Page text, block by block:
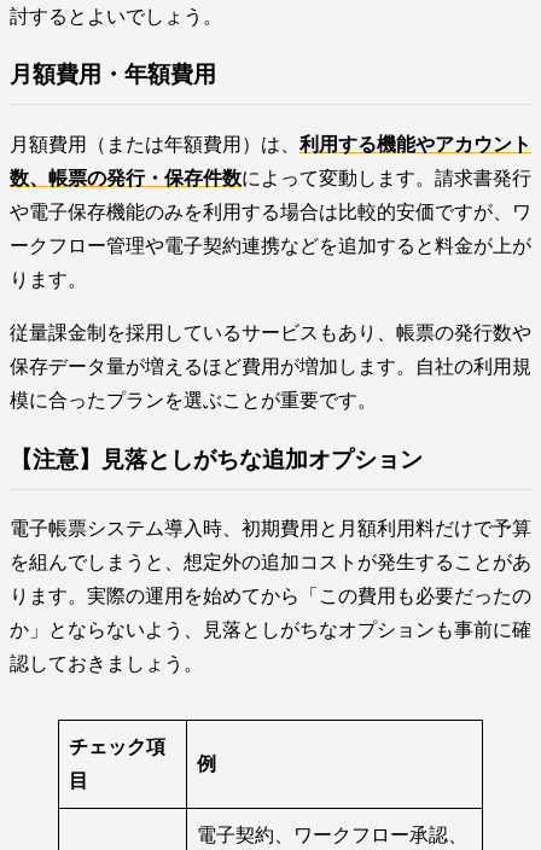
討するとよいでしょう。
月額費用・年額費用
月額費用（または年額費用）は、 利用する機能やアカウント
数、帳票の発行・保存件数によって変動します。請求書発行
や電子保存機能のみを利用する場合は比較的安価ですが、ワ
ークフロー管理や電子契約連携などを追加すると料金が上が
ります。
従量課金制を採用しているサービスもあり、帳票の発行数や
保存データ量が増えるほど費用が増加します。自社の利用規
模に合ったプランを選ぶことが重要です。
【注意】見落としがちな追加オプション
電子帳票システム導入時、初期費用と月額利用料だけで予算
を組んでしまうと、想定外の追加コストが発生することがあ
ります。実際の運用を始めてから「この費用も必要だったの
か」とならないよう、見落としがちなオプションも事前に確
認しておきましょう。
チェック項
目
例
電子契約、ワークフロー承認、